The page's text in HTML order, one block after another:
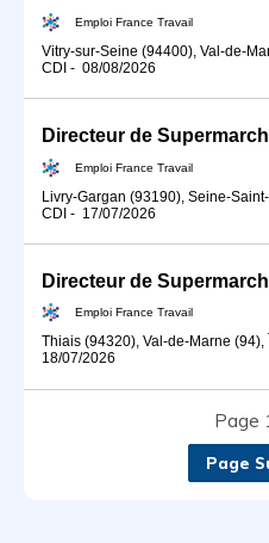
Emploi France Travail
Vitry-sur-Seine (94400), Val-de-
CDI - 08/08/2026
Emploi France Travail
Livry-Gargan (93190), Seine-
CDI - 17/07/2026
Emploi France Travail
Thiais (94320), Val-de-Marne (94),
18/07/2026
Page
Page